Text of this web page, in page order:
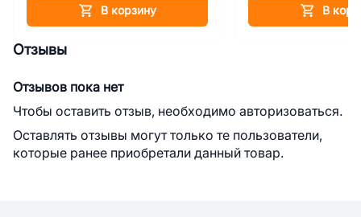
В корзину В
Отзывы
Отзывов пока нет
Чтобы оставить отзыв, необходимо авторизоваться.
Оставлять отзывы могут только те пользователи,
которые ранее приобретали данный товар.